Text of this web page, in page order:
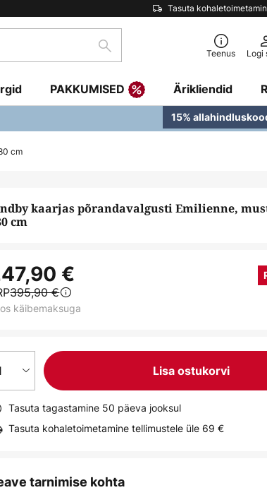
Tasuta
Otsi Teenus Logi
PAKKUMISED Ärikliendid
15%
cm
kaarjas põrandavalgusti Emilienne,
cm
€
395,90 €
käibemaksuga
Lisa ostukorvi
Tasuta tagastamine 50 päeva jooksul
Tasuta kohaletoimetamine tellimustele üle 69 €
tarnimise kohta